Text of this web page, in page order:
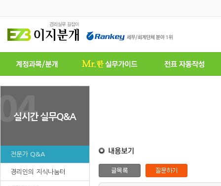
전문가 Q&A
경리인의 지식나눔터